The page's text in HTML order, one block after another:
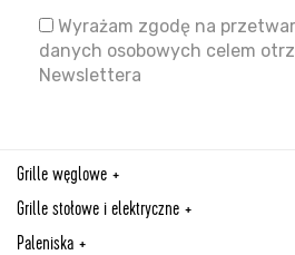
Wyrażam zgodę na
danych osobowych celem
Newslettera
Grille węglowe
Grille stołowe i elektryczne
Paleniska